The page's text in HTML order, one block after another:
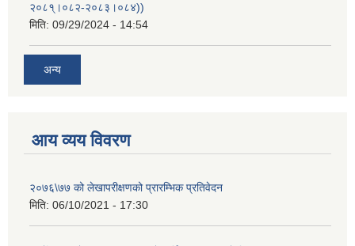
२०८१्।०८२-२०८३।०८४))
मिति: 09/29/2024 - 14:54
अन्य
आय व्यय विवरण
२०७६\७७ को लेखापरीक्षणको प्रारम्भिक प्रतिवेदन
मिति: 06/10/2021 - 17:30